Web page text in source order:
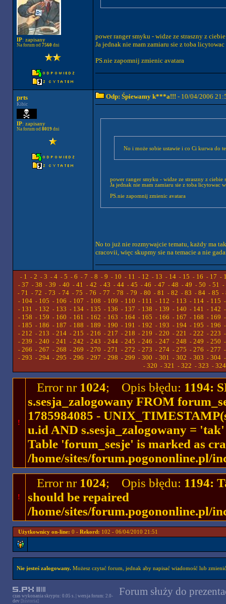
IP: zapisany
Na forum od 7560dni
power ranger smyku - widze ze straszny z
Ja jednak nie mam zamiaru sie z toba
PS.nie zapomnij zmienic avatara
prts
Kibic
IP: zapisany
Na forum od 8019dni
Odp: Śpiewamy k***a!!! - 10/04/2006
No i może sobie ustawie i co Ci kurwa do
power ranger smyku - widze ze straszny z ciebie
Ja jednak nie mam zamiaru sie z toba licytowac
PS.nie zapomnij zmienic avatara
No to już nie rozmywajcie tematu, każdy ma
cracovii, więc skupmy sie na temacie a nie
- 1 - 2 - 3 - 4 - 5 - 6 - 7 - 8 - 9 - 10 - 11 - 12 - 13 - 14 - 15 - 16 - 17 -
- 37 - 38 - 39 - 40 - 41 - 42 - 43 - 44- 45 - 46 - 47 - 48 - 49 - 50 - 51 -
- 71 - 72 - 73 - 74 - 75 - 76 - 77 - 78 - 79 - 80 - 81 - 82 - 83 - 84 - 85 -
- 104- 105 - 106 - 107 - 108 - 109 - 110 - 111 - 112 - 113 - 114- 115
- 131 - 132 - 133 - 134- 135 - 136 - 137 - 138 - 139 - 140 - 141 - 142
- 158 - 159 - 160 - 161 - 162 - 163 - 164- 165 - 166 - 167 - 168 - 169
- 185 - 186 - 187 - 188 - 189 - 190 - 191 - 192 - 193 - 194- 195 - 196
- 212 - 213 - 214- 215 - 216 - 217 - 218 - 219 - 220 - 221 - 222 - 223
- 239 - 240 - 241 - 242 - 243 - 244- 245 - 246 - 247 - 248 - 249 - 250
- 266 - 267 - 268 - 269 - 270 - 271 - 272 - 273 - 274- 275 - 276 - 277
- 293 - 294- 295 - 296 - 297 - 298 - 299 - 300 - 301 - 302 - 303 - 304
- 320 - 321 - 322 - 323 - 324
!
Error nr 1024; Opis błędu: 1194:
s.sesja_zalogowany FROM
1785984085 -
u.id AND s.sesja_zalogowany =
Table 'forum_sesje' is marked as
/home/sites/forum.pogononline.pl/
!
Error nr 1024; Opis błędu: 1194:
should be repaired
/home/sites/forum.pogononline.pl/
Użytkownicy on-line: 0 - Rekord: 102 - 06/04/2010 21:51
Nie jesteś zalogowany.Możesz czytać forum, jednak aby napisać wiadomość lub
czas wykonania skryptu: 0.05 s. | wersja forum: 2.0-
dev [historia]
Forum służy do